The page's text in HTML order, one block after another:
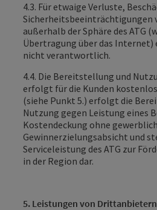
4.3. Für etwaige Verluste,
Sicherheitsbeeinträchtigungen
außerhalb der Sphäre des ATG
Übertragung über das Internet)
nicht verantwortlich.
4.4. Die Bereitstellung und
erfolgt für die Kunden
(siehe Punkt 5.) erfolgt die
Nutzung gegen Leistung eines
Kostendeckung ohne
Gewinnerzielungsabsicht und
Serviceleistung des ATG zur
in der Region dar.
5. Leistungen von Drittanbietern